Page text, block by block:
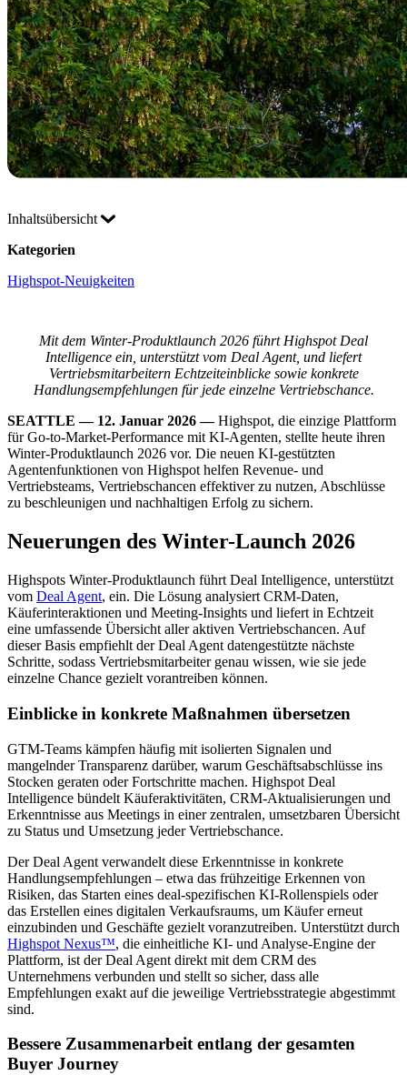
Inhaltsübersicht
Kategorien
Highspot-Neuigkeiten
Mit dem Winter-Produktlaunch 2026 führt Highspot Deal
Intelligence ein, unterstützt vom Deal Agent, und liefert
Vertriebsmitarbeitern Echtzeiteinblicke sowie konkrete
Handlungsempfehlungen für jede einzelne Vertriebschance.
SEATTLE — 12. Januar 2026 —Highspot, die einzige Plattform
für Go-to-Market-Performance mit KI-Agenten, stellte heute ihren
Winter-Produktlaunch 2026 vor. Die neuen KI-gestützten
Agentenfunktionen von Highspot helfen Revenue- und
Vertriebsteams, Vertriebschancen effektiver zu nutzen, Abschlüsse
zu beschleunigen und nachhaltigen Erfolg zu sichern.
Neuerungen des Winter-Launch 2026
Highspots Winter-Produktlaunch führt Deal Intelligence, unterstützt
vom Deal Agent, ein. Die Lösung analysiert CRM-Daten,
Käuferinteraktionen und Meeting-Insights und liefert in Echtzeit
eine umfassende Übersicht aller aktiven Vertriebschancen. Auf
dieser Basis empfiehlt der Deal Agent datengestützte nächste
Schritte, sodass Vertriebsmitarbeiter genau wissen, wie sie jede
einzelne Chance gezielt vorantreiben können.
Einblicke in konkrete Maßnahmen übersetzen
GTM-Teams kämpfen häufig mit isolierten Signalen und
mangelnder Transparenz darüber, warum Geschäftsabschlüsse ins
Stocken geraten oder Fortschritte machen. Highspot Deal
Intelligence bündelt Käuferaktivitäten, CRM-Aktualisierungen und
Erkenntnisse aus Meetings in einer zentralen, umsetzbaren Übersicht
zu Status und Umsetzung jeder Vertriebschance.
Der Deal Agent verwandelt diese Erkenntnisse in konkrete
Handlungsempfehlungen – etwa das frühzeitige Erkennen von
Risiken, das Starten eines deal-spezifischen KI-Rollenspiels oder
das Erstellen eines digitalen Verkaufsraums, um Käufer erneut
einzubinden und Geschäfte gezielt voranzutreiben. Unterstützt durch
Highspot Nexus™, die einheitliche KI- und Analyse-Engine der
Plattform, ist der Deal Agent direkt mit dem CRM des
Unternehmens verbunden und stellt so sicher, dass alle
Empfehlungen exakt auf die jeweilige Vertriebsstrategie abgestimmt
sind.
Bessere Zusammenarbeit entlang der gesamten
Buyer Journey